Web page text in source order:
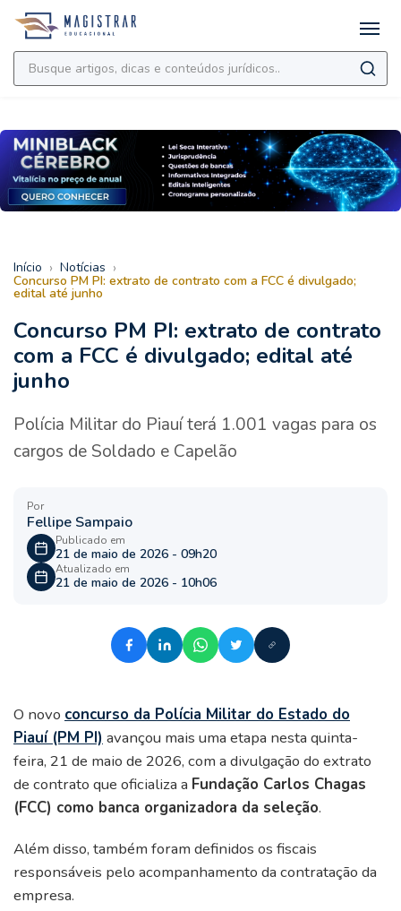
Início › Notícias ›
Concurso PM PI: extrato de contrato com a FCC é divulgado;
edital até junho
Concurso PM PI: extrato de contrato
com a FCC é divulgado; edital até
junho
Polícia Militar do Piauí terá 1.001 vagas para os
cargos de Soldado e Capelão
Por
Fellipe Sampaio
Publicado em
21 de maio de 2026 - 09h20
Atualizado em
21 de maio de 2026 - 10h06
O novo concurso da Polícia Militar do Estado do
Piauí (PM PI) avançou mais uma etapa nesta quinta-
feira, 21 de maio de 2026, com a divulgação do extrato
de contrato que oficializa a Fundação Carlos Chagas
(FCC) como banca organizadora da seleção.
Além disso, também foram definidos os fiscais
responsáveis pelo acompanhamento da contratação da
empresa.